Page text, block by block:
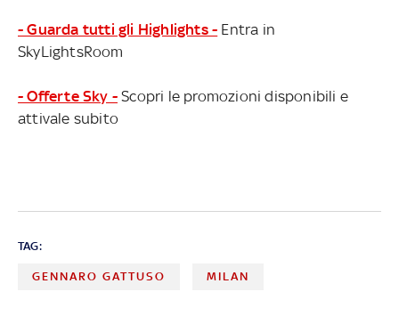
- Guarda tutti gli Highlights - Entra in
SkyLightsRoom
- Offerte Sky - Scopri le promozioni disponibili e
attivale subito
TAG:
GENNARO GATTUSO MILAN